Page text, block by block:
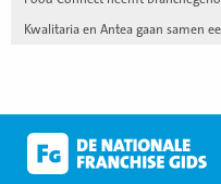
Kwalitaria en Antea gaan samen